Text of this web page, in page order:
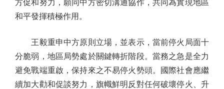
方促和努力，願同中方密切溝通協作，共同為實現地區
和平發揮積極作用。
王毅重申中方原則立場，並表示，當前停火局面十
分脆弱，地區局勢處於關鍵轉折階段。當務之急是全力
避免戰端重啟，保持來之不易停火勢頭。國際社會應繼
續加大勸和促談努力，旗幟鮮明反對任何破壞停火、升